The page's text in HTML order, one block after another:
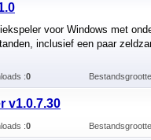
voor Windows met
inclusief een paar
:0
v1.0.7.30
:0